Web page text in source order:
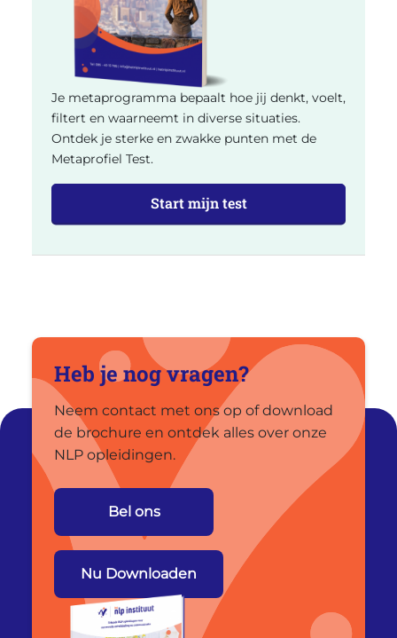
Je metaprogramma bepaalt hoe jij denkt, voelt,
filtert en waarneemt in diverse situaties.
Ontdek je sterke en zwakke punten met de
Metaprofiel Test.
Start mijn test
Heb je nog vragen?
Neem contact met ons op of download
de brochure en ontdek alles over onze
NLP opleidingen.
Bel ons
Nu Downloaden